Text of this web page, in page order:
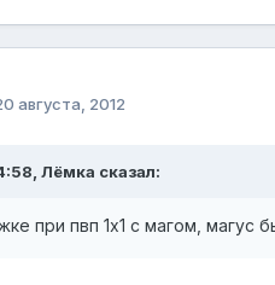
августа, 2012
Лёмка сказал:
при пвп 1х1 с магом, магус